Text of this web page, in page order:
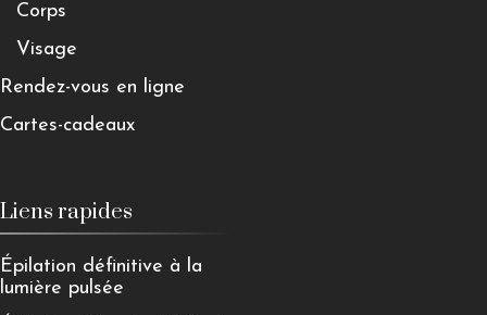
Corps
Visage
Rendez-vous en ligne
Cartes-cadeaux
Liens rapides
Épilation définitive à la
lumière pulsée